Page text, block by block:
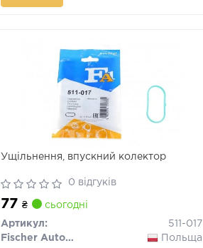
Ущільнення, впускний колектор
0 відгуків
77₴ сьогодні
Артикул:
511-017
Fischer Automotive One (FA1)
Польща